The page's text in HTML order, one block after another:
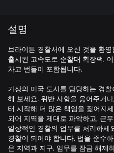
설명
브라이튼 경찰서에 오신 것을 환
출시된 고속도로 순찰대 확장팩,
차고 번들이 포함됩니다.
가상의 미국 도시를 담당하는 경
해 보세요. 위반 사항을 읊어주거
터 시작해 더 많은 책임을 짊어지
되어 지역을 제대로 파악하고, 근
일상적인 경찰의 업무를 처리하세
경찰이 되어야 합니다. 법을 준수
은 지역과 지구, 임무를 잠금 해제